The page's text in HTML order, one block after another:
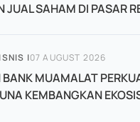
JUAL SAHAM DI PASAR
|07 AUGUST 2026
BANK MUAMALAT
KEMBANGKAN